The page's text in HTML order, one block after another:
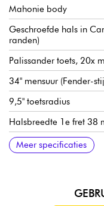
Mahonie body
Geschroefde hals in
randen)
Palissander toets, 20x
34" mensuur (Fender-
9,5" toetsradius
Halsbreedte 1e fret 38
Sire Standard J-
Sire Standard 2-bands
actief/passief (18v via
Volume
Toon
Mic balans
Hoge tonen
Bas (push/pull voor
Sire Standaard Bas
Sire Standaard Open
Hoogglans afwerking
Satijnen hals
Meer specificaties